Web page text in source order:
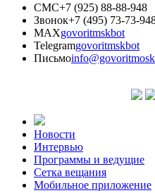
СМС+7 (925) 88-88-948
Звонок+7 (495) 73-73-
MAXgovoritmskbot
Telegramgovoritmskbot
Письмо
Новости
Интервью
Программы и ведущие
Сетка вещания
Мобильное приложение